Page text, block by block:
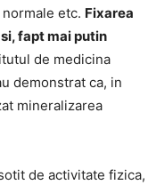
etc. Fixarea
fapt mai putin
de medicina
demonstrat ca, in
mineralizarea
de activitate fizica,